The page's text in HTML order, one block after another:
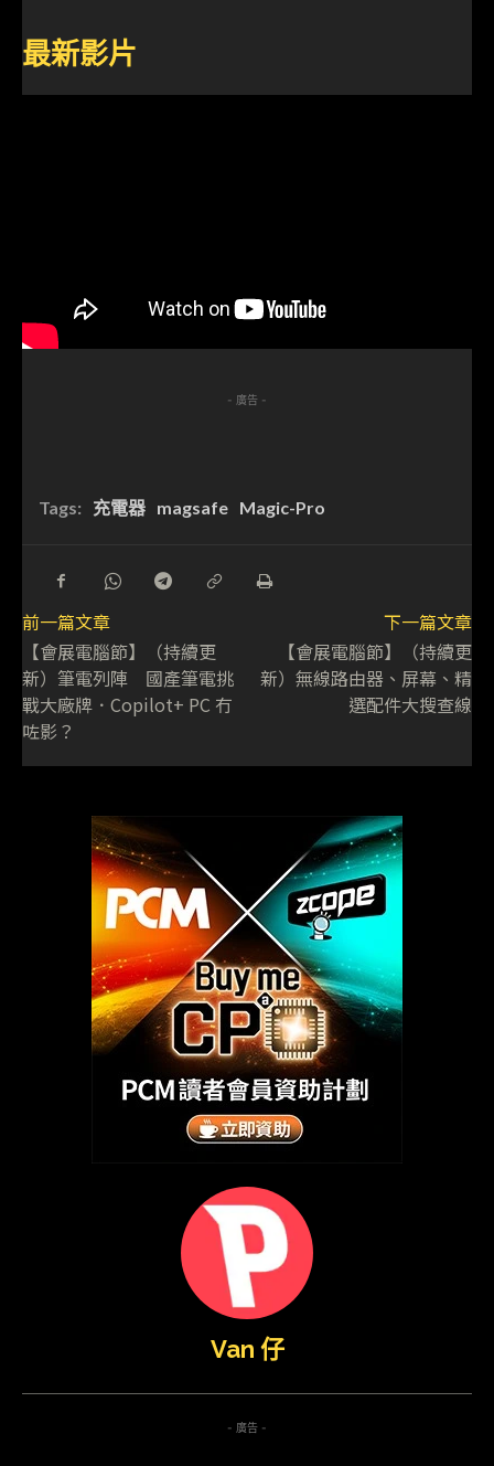
最新影片
- 廣告 -
Tags: 充電器 magsafe Magic-Pro
前一篇文章
【會展電腦節】（持續更
新）筆電列陣 國產筆電挑
戰大廠牌．Copilot+ PC 冇
咗影？
下一篇文章
【會展電腦節】（持續更
新）無線路由器、屏幕、精
選配件大搜查線
Van 仔
- 廣告 -